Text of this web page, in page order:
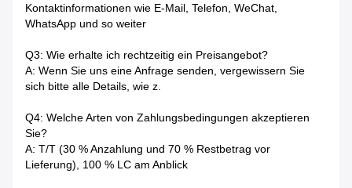
Kontaktinformationen wie E-Mail, Telefon, WeChat,
WhatsApp und so weiter
Q3: Wie erhalte ich rechtzeitig ein Preisangebot?
A: Wenn Sie uns eine Anfrage senden, vergewissern Sie
sich bitte alle Details, wie z.
Q4: Welche Arten von Zahlungsbedingungen akzeptieren
Sie?
A: T/T (30 % Anzahlung und 70 % Restbetrag vor
Lieferung), 100 % LC am Anblick